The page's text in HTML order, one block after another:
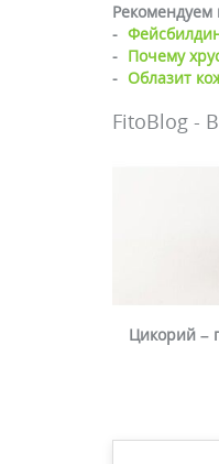
Рекомендуем
-
- Почему
- Облазит
FitoBlog -
Цикорий –